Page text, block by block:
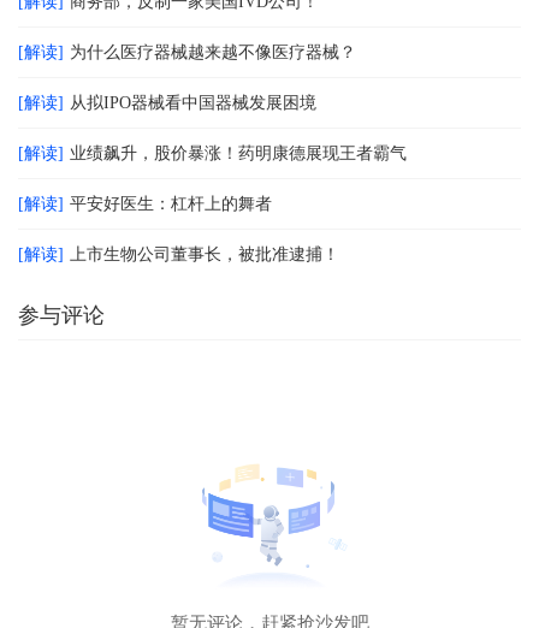
[解读] 为什么医疗器械越来越不像医疗器械？
[解读] 从拟IPO器械看中国器械发展困境
[解读] 业绩飙升，股价暴涨！药明康德展现王者霸气
[解读] 平安好医生：杠杆上的舞者
[解读] 上市生物公司董事长，被批准逮捕！
参与评论
暂无评论，赶紧抢沙发吧